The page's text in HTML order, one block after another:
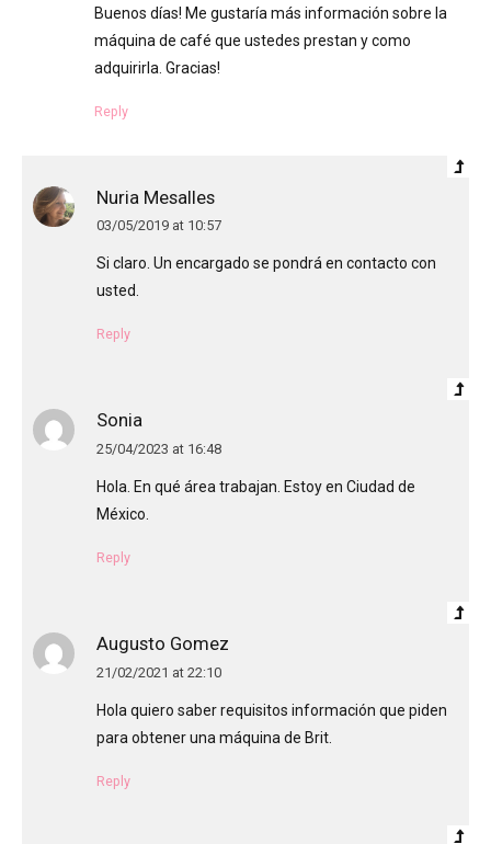
Buenos días! Me gustaría más información sobre la
máquina de café que ustedes prestan y como
adquirirla. Gracias!
Reply
Nuria Mesalles
03/05/2019 at 10:57
Si claro. Un encargado se pondrá en contacto con
usted.
Reply
Sonia
25/04/2023 at 16:48
Hola. En qué área trabajan. Estoy en Ciudad de
México.
Reply
Augusto Gomez
21/02/2021 at 22:10
Hola quiero saber requisitos información que piden
para obtener una máquina de Brit.
Reply